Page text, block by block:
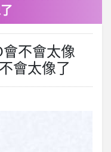
不會太像
會太像了